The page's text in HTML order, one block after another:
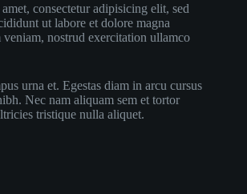
consectetur adipisicing elit, sed
ut labore et dolore magna
nostrud exercitation ullamco
urna et. Egestas diam in arcu cursus
Nec nam aliquam sem et tortor
tristique nulla aliquet.